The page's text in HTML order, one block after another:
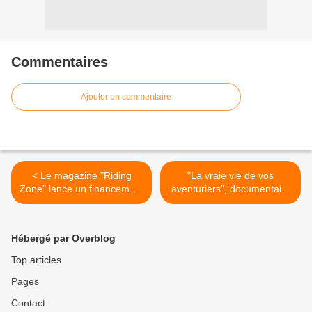
Commentaires
Ajouter un commentaire
< Le magazine "Riding
Zone" lance un financement
participatif pour devenir
"La vraie vie de vos
aventuriers", documentaire
inédit ce soir sur C8 >
Hébergé par Overblog
Top articles
Pages
Contact